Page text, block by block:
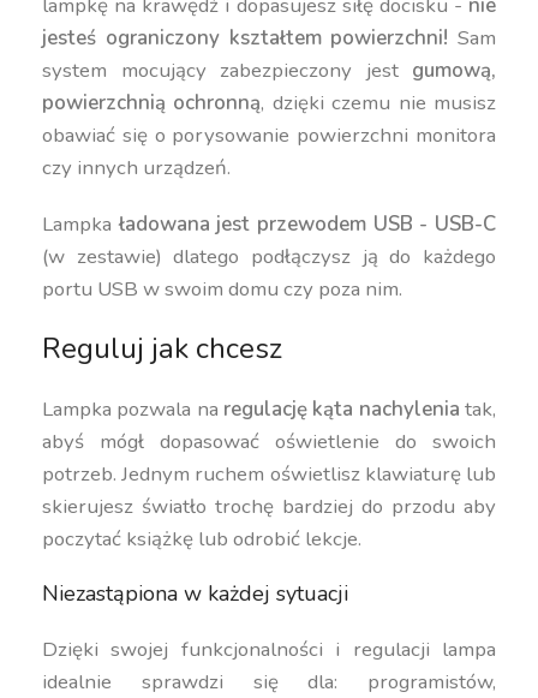
jesteś ograniczony kształtem powierzchni! Sam
system mocujący zabezpieczony jest gumową,
powierzchnią ochronną, dzięki czemu nie musisz
obawiać się o porysowanie powierzchni monitora
czy innych urządzeń.
Lampkaładowana jest przewodem USB - USB-C
(w zestawie) dlatego podłączysz ją do każdego
portu USB w swoim domu czy poza nim.
Reguluj jak chcesz
Lampka pozwala na regulację kąta nachylenia tak,
abyś mógł dopasować oświetlenie do swoich
potrzeb. Jednym ruchem oświetlisz klawiaturę lub
skierujesz światło trochę bardziej do przodu aby
poczytać książkę lub odrobić lekcje.
Niezastąpiona w każdej sytuacji
Dzięki swojej funkcjonalności i regulacji lampa
idealnie sprawdzi się dla: programistów,